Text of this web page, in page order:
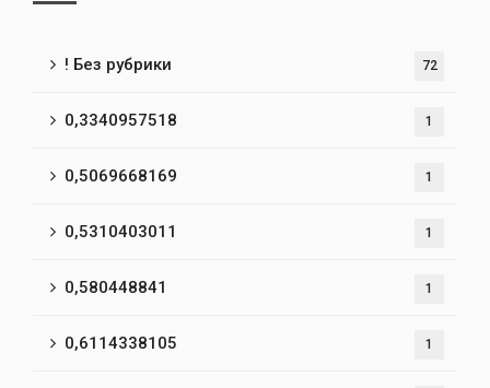
! Без рубрики 72
0,3340957518 1
0,5069668169 1
0,5310403011 1
0,580448841 1
0,6114338105 1